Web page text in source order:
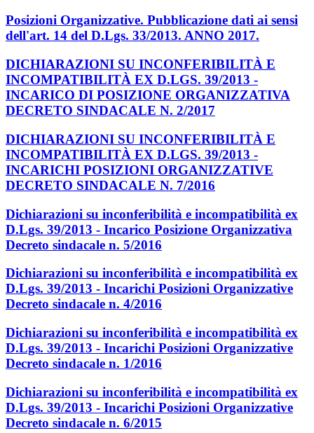
Posizioni Organizzative. Pubblicazione dati ai sensi
dell'art. 14 del D.Lgs. 33/2013. ANNO 2017.
DICHIARAZIONI SU INCONFERIBILITÀ E
INCOMPATIBILITÀ EX D.LGS. 39/2013 -
INCARICO DI POSIZIONE ORGANIZZATIVA
DECRETO SINDACALE N. 2/2017
DICHIARAZIONI SU INCONFERIBILITÀ E
INCOMPATIBILITÀ EX D.LGS. 39/2013 -
INCARICHI POSIZIONI ORGANIZZATIVE
DECRETO SINDACALE N. 7/2016
Dichiarazioni su inconferibilità e incompatibilità ex
D.Lgs. 39/2013 - Incarico Posizione Organizzativa
Decreto sindacale n. 5/2016
Dichiarazioni su inconferibilità e incompatibilità ex
D.Lgs. 39/2013 - Incarichi Posizioni Organizzative
Decreto sindacale n. 4/2016
Dichiarazioni su inconferibilità e incompatibilità ex
D.Lgs. 39/2013 - Incarichi Posizioni Organizzative
Decreto sindacale n. 1/2016
Dichiarazioni su inconferibilità e incompatibilità ex
D.Lgs. 39/2013 - Incarichi Posizioni Organizzative
Decreto sindacale n. 6/2015